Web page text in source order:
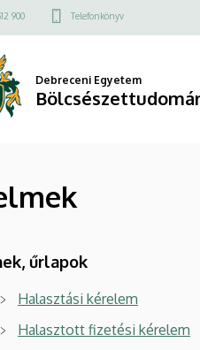
900 Telefonkönyv
Debreceni Egyetem
űrlapok
Halasztási kérelem
Halasztott fizetési kérelem